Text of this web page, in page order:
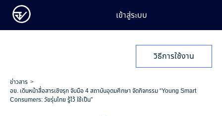
เข้าสู่ระบบ
วิธีการใช้งาน
ข่าวสาร
อย. เดินหน้าสื่อสารเชิงรุก จับมือ 4 สถาบันอุดมศึกษา จัดกิจกรรม “Young Smart
Consumers: วัยรุ่นไทย รู้ไว้ ใช้เป็น”